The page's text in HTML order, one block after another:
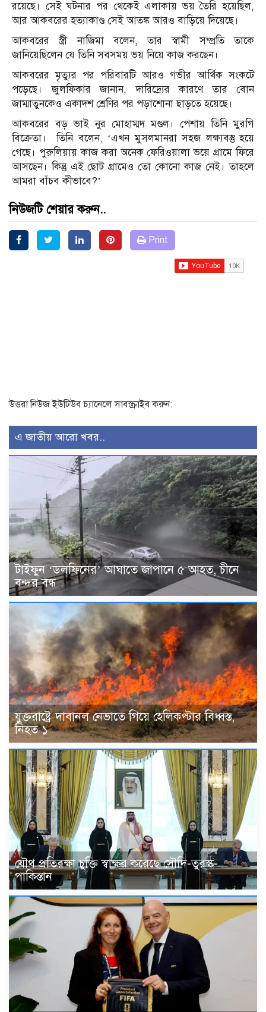
রয়েছে। সেই ঘটনার পর থেকেই এলাকায় ভয় তৈরি হয়েছিল,
আর আকবরের হত্যাকাণ্ড সেই আতঙ্ক আরও বাড়িয়ে দিয়েছে।
আকবরের স্ত্রী নাজিমা বলেন, তার স্বামী সম্প্রতি তাকে
জানিয়েছিলেন যে তিনি সবসময় ভয় নিয়ে কাজ করছেন।
আকবরের মৃত্যুর পর পরিবারটি আরও গভীর আর্থিক সংকটে
পড়েছে। জুলফিকার জানান, দারিদ্র্যের কারণে তার বোন
জাম্মাতুনকেও একাদশ শ্রেণির পর পড়াশোনা ছাড়তে হয়েছে।
আকবরের বড় ভাই নুর মোহাম্মদ মণ্ডল। পেশায় তিনি মুরগি
বিক্রেতা। তিনি বলেন, ‘এখন মুসলমানরা সহজ লক্ষ্যবস্তু হয়ে
গেছে। পুরুলিয়ায় কাজ করা অনেক ফেরিওয়ালা ভয়ে গ্রামে ফিরে
আসছেন। কিন্তু এই ছোট গ্রামেও তো কোনো কাজ নেই। তাহলে
আমরা বাঁচব কীভাবে?’
নিউজটি শেয়ার করুন..
Print
উত্তরা নিউজ ইউটিউব চ্যানেলে সাবস্ক্রাইব করুন:
এ জাতীয় আরো খবর..
টাইফুন ‘ডলফিনের’ আঘাতে জাপানে ৫ আহত, চীনে
বন্দর বন্ধ
যুক্তরাষ্ট্রে দাবানল নেভাতে গিয়ে হেলিকপ্টার বিধ্বস্ত,
নিহত ১
যৌথ প্রতিরক্ষা চুক্তি স্বাক্ষর করেছে সৌদি-তুরস্ক-
পাকিস্তান